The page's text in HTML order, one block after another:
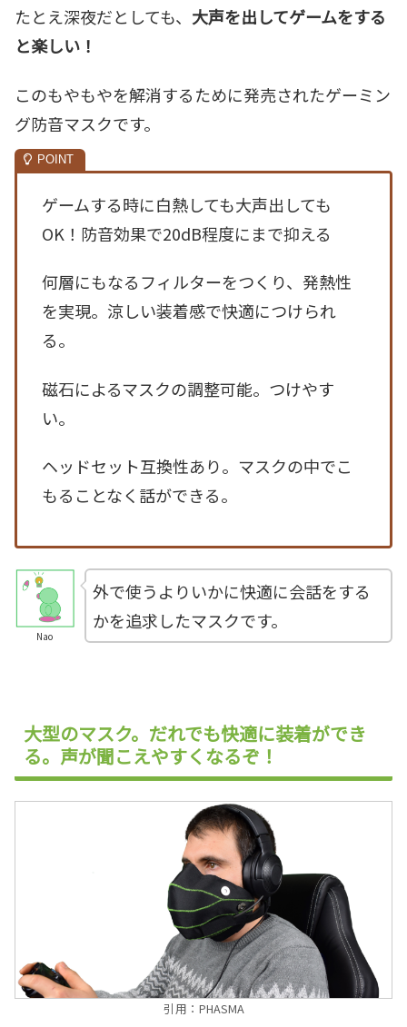
たとえ深夜だとしても、 大声を出してゲームをする
と楽しい！
このもやもやを解消するために発売されたゲーミン
グ防音マスクです。
ゲームする時に白熱しても大声出しても
OK！防音効果で20dB程度にまで抑える
何層にもなるフィルターをつくり、発熱性
を実現。涼しい装着感で快適につけられ
る。
磁石によるマスクの調整可能。つけやす
い。
ヘッドセット互換性あり。マスクの中でこ
もることなく話ができる。
Nao
外で使うよりいかに快適に会話をする
かを追求したマスクです。
大型のマスク。だれでも快適に装着ができ
る。声が聞こえやすくなるぞ！
引用：PHASMA